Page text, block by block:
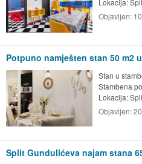
Lokacija:
Objavljen:
Potpuno namješten stan 50 m2
Stan u
Stambena
Lokacija:
Objavljen:
Split Gundulićeva najam stana